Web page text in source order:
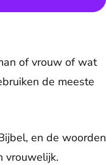
of vrouw of wat
de meeste
en de woorden
vrouwelijk.